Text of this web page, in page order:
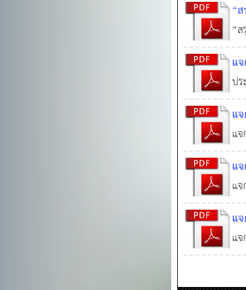
“
วิ
ส่
“
ข้
ก
ถิ่
แ
จ
ร
ป
ง
จ
กิ
แ
พ
เ
แ
พ
พ.
แ
ร
พ.
แ
ก
ป
พ.
แ
กร
ป
พ.
แ
ชุ
บั
แ
ที่